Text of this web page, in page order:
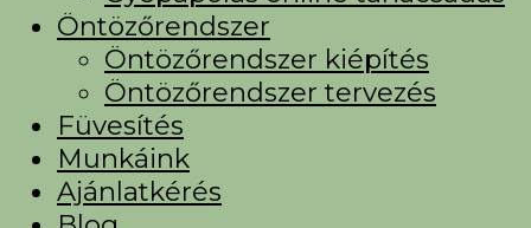
Öntözőrendszer
Öntözőrendszer kiépítés
Öntözőrendszer tervezés
Füvesítés
Munkáink
Ajánlatkérés